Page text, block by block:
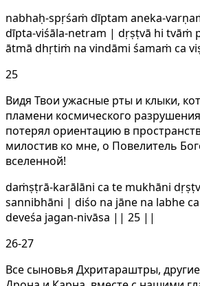
nabhaḥ-spṛśaṁ dīptam aneka-
dīpta-viśāla-netram | dṛṣṭvā hi tvāṁ
ātmā dhṛtiṁ na vindāmi śamaṁ ca
25
Видя Твои ужасные рты и клыки,
пламени космического
потерял ориентацию в
милостив ко мне, о Повелитель
вселенной!
daṁṣṭrā-karālāni ca te mukhāni
sannibhāni | diśo na jāne na labhe
deveśa jagan-nivāsa || 25 ||
26-27
Все сыновья Дхритараштры,